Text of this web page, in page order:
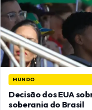
MUNDO
Decisão dos EUA
soberania do Brasil